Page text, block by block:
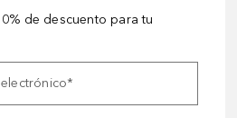
de descuento para tu
*